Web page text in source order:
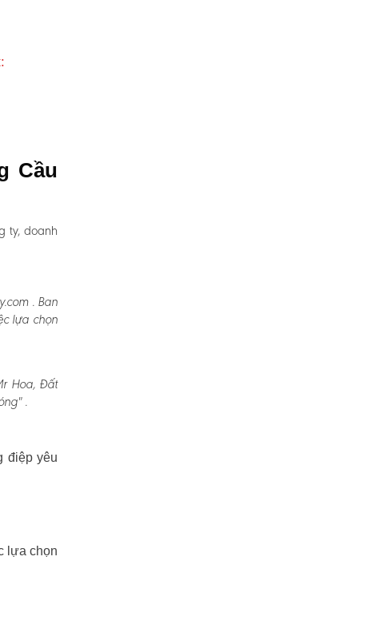
Cầu
ty, doanh
. Ban
lựa chọn
Hoa, Đất
.
điệp yêu
lựa chọn